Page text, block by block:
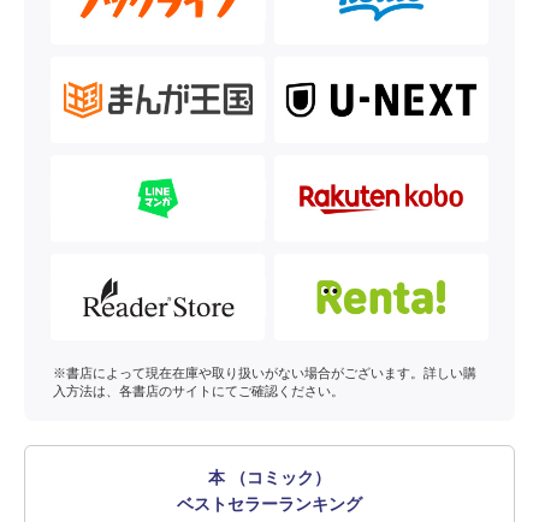
※書店によって現在在庫や取り扱いがない場合がございます。詳しい購
入方法は、各書店のサイトにてご確認ください。
本 （コミック）
ベストセラーランキング